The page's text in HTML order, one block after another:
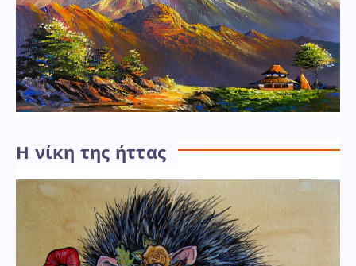
Η νίκη της ήττας